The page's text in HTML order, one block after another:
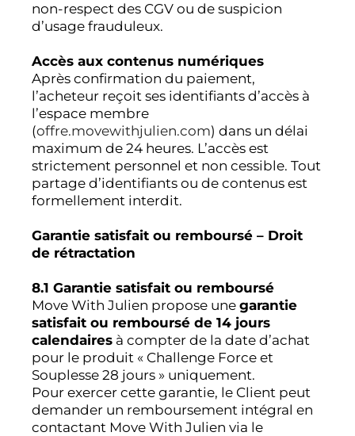
non-respect des CGV ou de suspicion
d’usage frauduleux.
Accès aux contenus numériques
Après confirmation du paiement,
l’acheteur reçoit ses identifiants d’accès à
l’espace membre
(offre.movewithjulien.com) dans un délai
maximum de 24 heures. L’accès est
strictement personnel et non cessible. Tout
partage d’identifiants ou de contenus est
formellement interdit.
Garantie satisfait ou remboursé – Droit
de rétractation
8.1 Garantie satisfait ou remboursé
Move With Julien propose une garantie
satisfait ou remboursé de 14 jours
calendaires à compter de la date d’achat
pour le produit « Challenge Force et
Souplesse 28 jours » uniquement.
Pour exercer cette garantie, le Client peut
demander un remboursement intégral en
contactant Move With Julien via le